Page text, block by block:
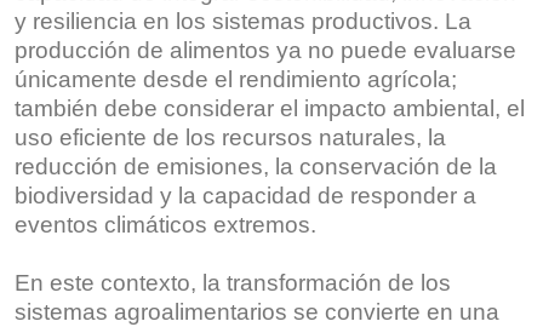
y resiliencia en los sistemas productivos. La
producción de alimentos ya no puede evaluarse
únicamente desde el rendimiento agrícola;
también debe considerar el impacto ambiental, el
uso eficiente de los recursos naturales, la
reducción de emisiones, la conservación de la
biodiversidad y la capacidad de responder a
eventos climáticos extremos.
En este contexto, la transformación de los
sistemas agroalimentarios se convierte en una